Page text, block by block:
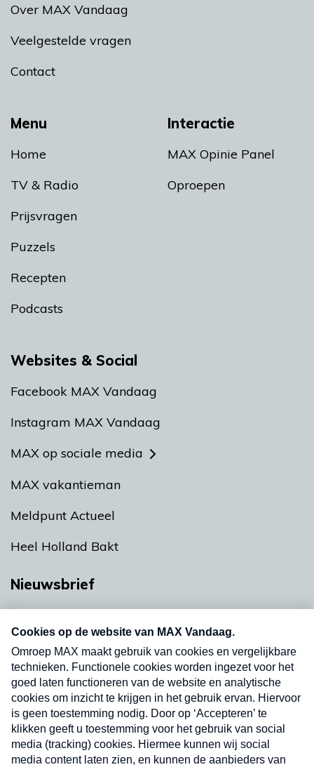
Menu
Home
TV & Radio
Prijsvragen
Puzzels
Recepten
Podcasts
Interactie
MAX Opinie Panel
Oproepen
Over MAX Vandaag
Veelgestelde vragen
Contact
Websites & Social
Facebook MAX Vandaag
Instagram MAX Vandaag
MAX op sociale media
MAX vakantieman
Meldpunt Actueel
Heel Holland Bakt
Nieuwsbrief
nieuwsbrief. Elke vrijdag- en dinsdagochtend in
uw mailbox.
Verzend